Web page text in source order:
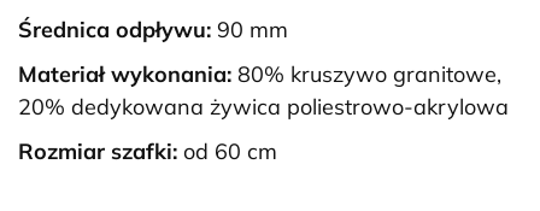
Średnica odpływu: 90 mm
Materiał wykonania: 80% kruszywo granitowe,
20% dedykowana żywica poliestrowo-akrylowa
Rozmiar szafki: od 60 cm